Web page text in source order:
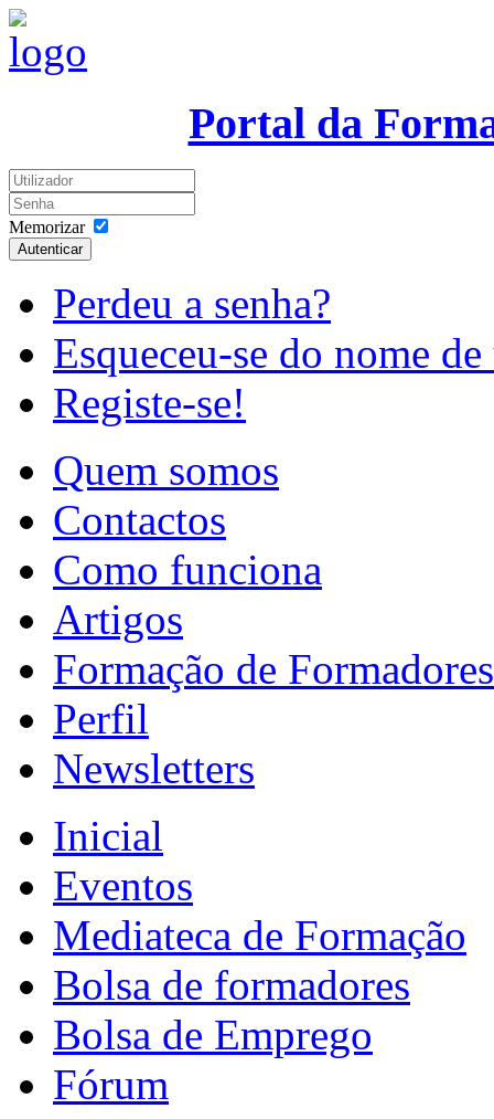
Portal da
Memorizar
Autenticar
Perdeu a senha?
Esqueceu-se do nome
Registe-se!
Quem somos
Contactos
Como funciona
Artigos
Formação de Formadores
Perfil
Newsletters
Inicial
Eventos
Mediateca de Formação
Bolsa de formadores
Bolsa de Emprego
Fórum